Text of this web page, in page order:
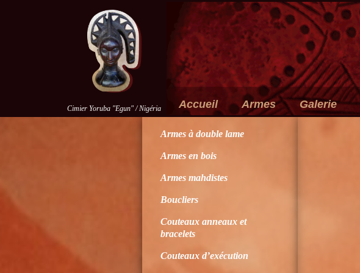
Cimier Yoruba "Egun" / Nigéria Accueil Armes Galerie
Armes à double lame
Armes en bois
Armes mahdistes
Boucliers
Couteaux anneaux et
bracelets
Couteaux d’exécution